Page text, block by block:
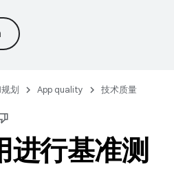
划 App quality 技术质量
进行基准测